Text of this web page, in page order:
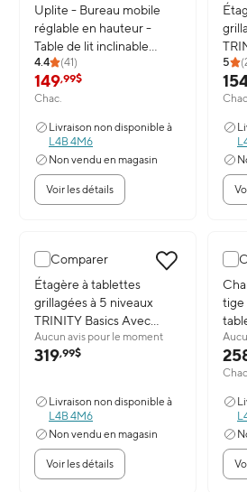
Image du produit: Uplite - Bureau
Uplite - Bureau mobile
réglable en hauteur -
Table de lit inclinable
assis-debout avec
roulettes - Noir
4.4 (41)
149,99$
Chac.
Livraison non disponible à
L4B 4M6
Non vendu en magasin
Voir les détails
5 (
Comparer
Image du produit: Étagère à tablettes
Étagère à tablettes
grillagées à 5 niveaux
TRINITY Basics Avec
roulettes, Noire (TBFPB-
0931)
Aucun avis pour le moment
319,99$
Livraison non disponible à
L4B 4M6
Non vendu en magasin
Voir les détails
tige